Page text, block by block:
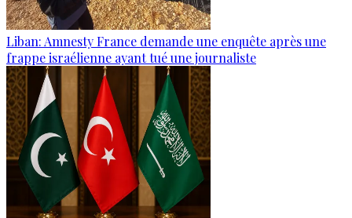
Liban: Amnesty France demande une enquête après une
frappe israélienne ayant tué une journaliste